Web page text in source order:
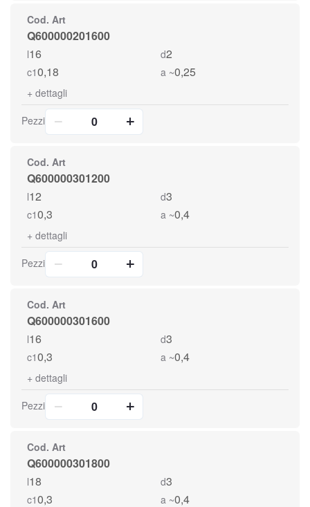
Cod. Art
Q600000201600
l16 d2
c10,18 a ~0,25
+ dettagli
Pezzi
Cod. Art
Q600000301200
l12 d3
c10,3 a ~0,4
+ dettagli
Pezzi
Cod. Art
Q600000301600
l16 d3
c10,3 a ~0,4
+ dettagli
Pezzi
Cod. Art
Q600000301800
l18 d3
c10,3 a ~0,4